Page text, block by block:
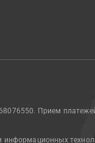
Прием
информационных